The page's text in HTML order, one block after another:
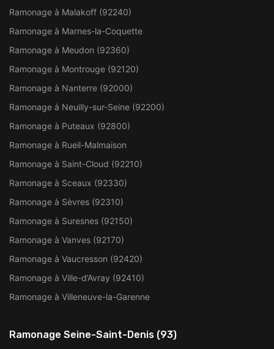
Ramonage à Malakoff (92240)
Ramonage à Marnes-la-Coquette
Ramonage à Meudon (92360)
Ramonage à Montrouge (92120)
Ramonage à Nanterre (92000)
Ramonage à Neuilly-sur-Seine (92200)
Ramonage à Puteaux (92800)
Ramonage à Rueil-Malmaison
Ramonage à Saint-Cloud (92210)
Ramonage à Sceaux (92330)
Ramonage à Sèvres (92310)
Ramonage à Suresnes (92150)
Ramonage à Vanves (92170)
Ramonage à Vaucresson (92420)
Ramonage à Ville-d’Avray (92410)
Ramonage à Villeneuve-la-Garenne
Ramonage Seine-Saint-Denis (93)